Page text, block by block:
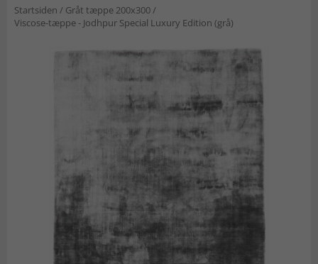
LAGT I INDKØBSKURVEN.
Startsiden / Gråt tæppe 200x300/
Viscose-tæppe - Jodhpur Special Luxury Edition (grå)